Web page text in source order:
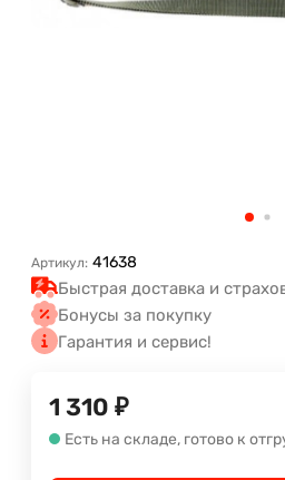
Артикул: 41638
Быстрая доставка и
Бонусы за покупку
Гарантия и сервис!
1 310 ₽
Есть на складе, готово к